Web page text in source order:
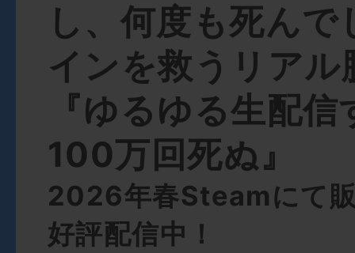
し、何度も死ん
インを救うリアル
『ゆるゆる生配
100万回死ぬ』
2026年春Steamにて
好評配信中！